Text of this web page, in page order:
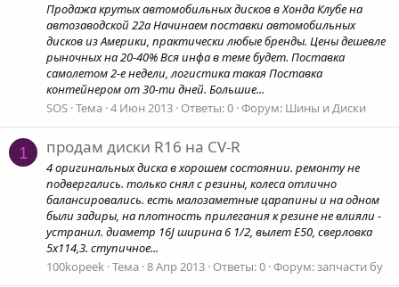
Продажа крутых автомобильных дисков в Хонда Клубе на
автозаводской 22а Начинаем поставки автомобильных
дисков из Америки, практически любые бренды. Цены дешевле
рыночных на 20-40% Вся инфа в теме будет. Поставка
самолетом 2-е недели, логистика такая Поставка
контейнером от 30-ти дней. Большие...
SOS Тема 4 Июн 2013 Ответы: 0 Форум: Шины и Диски
1 продам диски R16 на CV-R
4 оригинальных диска в хорошем состоянии. ремонту не
подвергались. только снял с резины, колеса отлично
балансировались. есть малозаметные царапины и на одном
были задиры, на плотность прилегания к резине не влияли -
устранил. диаметр 16J ширина 6 1/2, вылет E50, сверловка
5х114,3. ступичное...
100kopeek Тема 8 Апр 2013 Ответы: 0 Форум:запчасти бу